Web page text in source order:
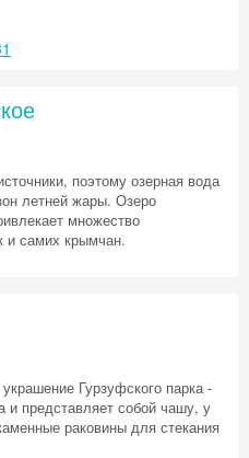
поэтому озерная вода
летней жары. Озеро
множество
и самих крымчан.
Гурзуфского парка -
и представляет собой чашу, у
раковины для стекания